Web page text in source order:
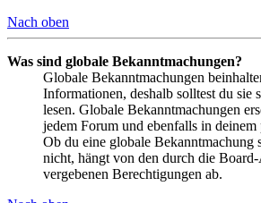
Nach oben
Was sind globale Bekanntmachungen?
Globale Bekanntmachungen
Informationen, deshalb solltest du sie
lesen. Globale Bekanntmachungen
jedem Forum und ebenfalls in
Ob du eine globale Bekanntmachung
nicht, hängt von den durch die
vergebenen Berechtigungen ab.